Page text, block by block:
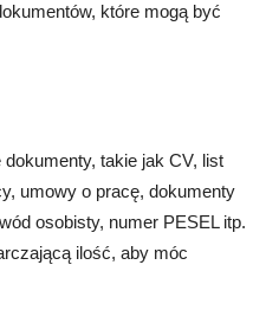
które mogą być
takie jak CV, list
umowy o pracę, dokumenty
osobisty, numer PESEL itp.
ilość, aby móc